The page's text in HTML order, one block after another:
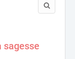
sagesse